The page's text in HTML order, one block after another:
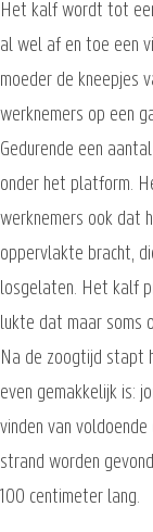
Het kalf wordt tot
al wel af en toe een
moeder de kneepjes
werknemers op een
Gedurende een
onder het platform.
werknemers ook dat
oppervlakte bracht,
losgelaten. Het kalf
lukte dat maar soms
Na de zoogtijd stapt
even gemakkelijk is:
vinden van
strand worden
100 centimeter lang.